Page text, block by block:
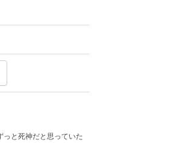
っと死神だと思っていた